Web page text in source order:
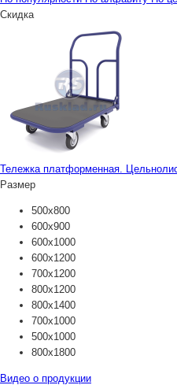
Скидка
Тележка платформенная.
Размер
500х800
600х900
600х1000
600х1200
700х1200
800х1200
800х1400
700х1000
500х1000
800х1800
Видео о продукции